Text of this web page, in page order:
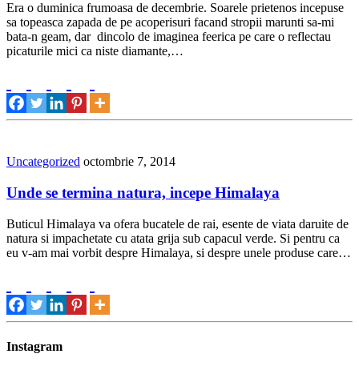
Era o duminica frumoasa de decembrie. Soarele prietenos incepuse
sa topeasca zapada de pe acoperisuri facand stropii marunti sa-mi
bata-n geam, dar dincolo de imaginea feerica pe care o reflectau
picaturile mici ca niste diamante,…
Uncategorized octombrie 7, 2014
Unde se termina natura, incepe Himalaya
Buticul Himalaya va ofera bucatele de rai, esente de viata daruite de
natura si impachetate cu atata grija sub capacul verde. Si pentru ca
eu v-am mai vorbit despre Himalaya, si despre unele produse care…
Instagram